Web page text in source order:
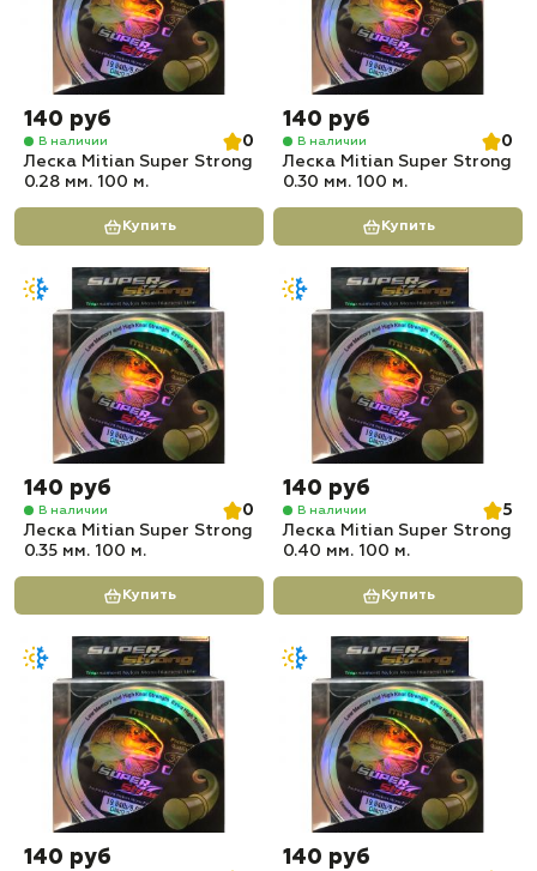
140 руб
В наличии
0
Леска Mitian Super Strong
0.28 мм. 100 м.
Купить
140 руб
В наличии
0
Леска Mitian Super Strong
0.30 мм. 100 м.
Купить
140 руб
В наличии
0
Леска Mitian Super Strong
0.35 мм. 100 м.
Купить
140 руб
В наличии
5
Леска Mitian Super Strong
0.40 мм. 100 м.
Купить
140 руб 140 руб